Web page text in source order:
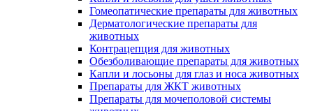
Гомеопатические препараты для животных
Дерматологические препараты для
животных
Контрацепция для животных
Обезболивающие препараты для животных
Капли и лосьоны для глаз и носа животных
Препараты для ЖКТ животных
Препараты для мочеполовой системы